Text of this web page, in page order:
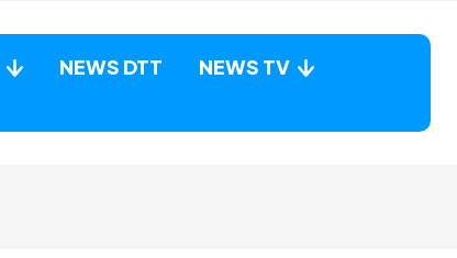
NEWS DTT
NEWS TV